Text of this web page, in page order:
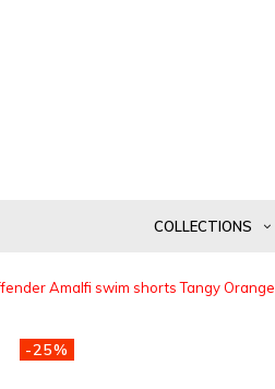
COLLECTIONS
Amalfi swim shorts Tangy Orange
-25%